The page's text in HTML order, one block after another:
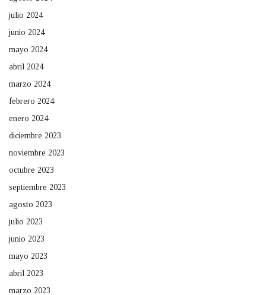
julio 2024
junio 2024
mayo 2024
abril 2024
marzo 2024
febrero 2024
enero 2024
diciembre 2023
noviembre 2023
octubre 2023
septiembre 2023
agosto 2023
julio 2023
junio 2023
mayo 2023
abril 2023
marzo 2023